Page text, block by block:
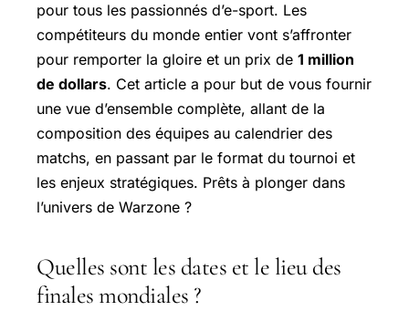
pour tous les passionnés d’e-sport. Les
compétiteurs du monde entier vont s’affronter
pour remporter la gloire et un prix de 1 million
de dollars. Cet article a pour but de vous fournir
une vue d’ensemble complète, allant de la
composition des équipes au calendrier des
matchs, en passant par le format du tournoi et
les enjeux stratégiques. Prêts à plonger dans
l’univers de Warzone ?
Quelles sont les dates et le lieu des
finales mondiales ?